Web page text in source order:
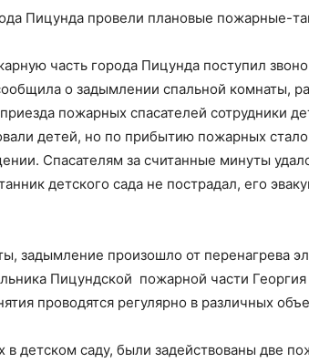
Пицунда провели плановые пожарные-
часть города Пицунда поступил
о задымлении спальной комнаты,
пожарных спасателей сотрудники
детей, но по прибытию пожарных
Спасателям за считанные минуты
детского сада не пострадал, его
задымление произошло от перенагрева
Пицундской пожарной части
проводятся регулярно в различных
в детском саду, были задействованы две